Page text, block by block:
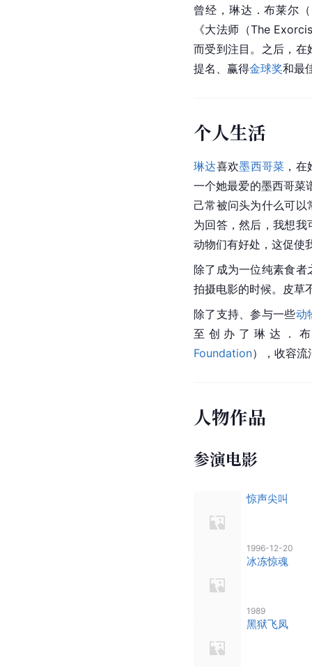
曾经，琳达．布莱尔
《大法师（The
而受到注目。之后，
提名、赢得金球奖和最
个人生活
琳达喜欢墨西哥菜 ，
一个她最爱的墨西哥菜
己常被问头为什么可
为回答，然后，我想
动物们有好处，这促使
除了成为一位纯素食者
拍摄电影的时候。皮草
除了支持、参与一些动
至创办了琳达．
Foundation），收容
人物作品
参演电影
惊声尖叫
1996-12-20
冰冻惊魂
1989
黑狱飞凤